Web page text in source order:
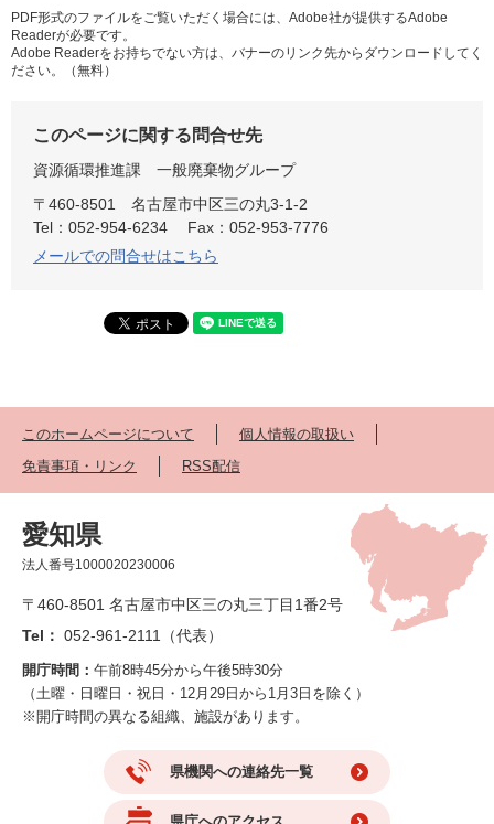
PDF形式のファイルをご覧いただく場合には、Adobe社が提供するAdobe
Readerが必要です。
Adobe Readerをお持ちでない方は、バナーのリンク先からダウンロードしてく
ださい。（無料）
このページに関する問合せ先
資源循環推進課
一般廃棄物グループ
〒460-8501
名古屋市中区三の丸3-1-2
Tel：052-954-6234
Fax：052-953-7776
メールでの問合せはこちら
このホームページについて
個人情報の取扱い
免責事項・リンク
RSS配信
愛知県
法人番号1000020230006
〒460-8501 名古屋市中区三の丸三丁目1番2号
Tel： 052-961-2111（代表）
開庁時間： 午前8時45分から午後5時30分
（土曜・日曜日・祝日・12月29日から1月3日を除く）
※開庁時間の異なる組織、施設があります。
県機関への連絡先一覧